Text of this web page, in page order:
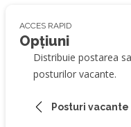
ACCES RAPID
Opțiuni
Distribuie postarea
posturilor vacante.
Posturi